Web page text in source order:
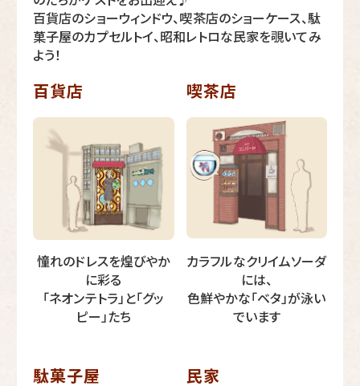
百貨店のショーウィンドウ、喫茶店のショーケース、駄
菓子屋のカプセルトイ、昭和レトロな民家を覗いてみ
よう！
百貨店
憧れのドレスを煌びやか
に彩る
「ネオンテトラ」と「グッ
ピー」たち
喫茶店
カラフルなクリイムソーダ
には、
色鮮やかな「ベタ」が泳い
でいます
駄菓子屋 民家